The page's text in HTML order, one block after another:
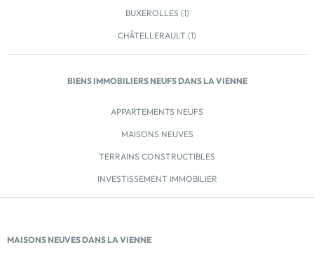
BUXEROLLES (1)
CHÂTELLERAULT (1)
BIENS IMMOBILIERS NEUFS DANS LA VIENNE
APPARTEMENTS NEUFS
MAISONS NEUVES
TERRAINS CONSTRUCTIBLES
INVESTISSEMENT IMMOBILIER
MAISONS NEUVES DANS LA VIENNE